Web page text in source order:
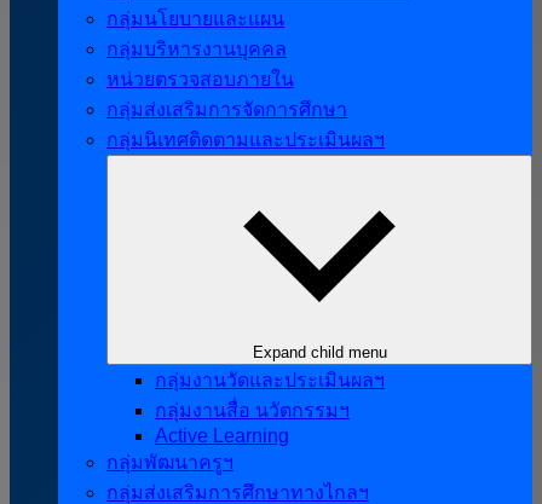
กลุ่มนโยบายและแผน
กลุ่มบริหารงานบุคคล
หน่วยตรวจสอบภายใน
กลุ่มส่งเสริมการจัดการศึกษา
กลุ่มนิเทศติดตามและประเมินผลฯ
Expand child menu
กลุ่มงานวัดและประเมินผลฯ
กลุ่มงานสื่อ นวัตกรรมฯ
Active Learning
กลุ่มพัฒนาครูฯ
กลุ่มส่งเสริมการศึกษาทางไกลฯ